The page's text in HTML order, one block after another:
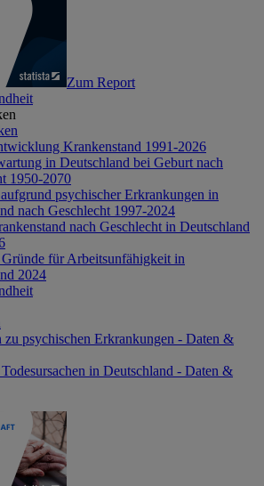
Zum Report
Krankenstand 1991-2026
in Deutschland bei Geburt nach
1950-2070
psychischer Erkrankungen in
nach Geschlecht 1997-2024
nach Geschlecht in Deutschland
für Arbeitsunfähigkeit in
2024
zu psychischen Erkrankungen - Daten &
in Deutschland - Daten &